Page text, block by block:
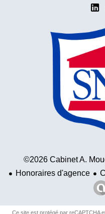
©2026 Cabinet A.
Honoraires d'agence
Ce site est protégé par reCAPTCHA